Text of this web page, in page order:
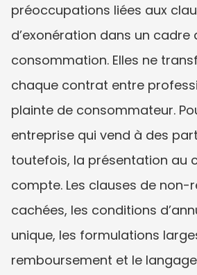
préoccupations liées aux
d’exonération dans un cadre
consommation. Elles ne
chaque contrat entre
plainte de consommateur.
entreprise qui vend à des
toutefois, la présentation au
compte. Les clauses de non-
cachées, les conditions
unique, les formulations
remboursement et le